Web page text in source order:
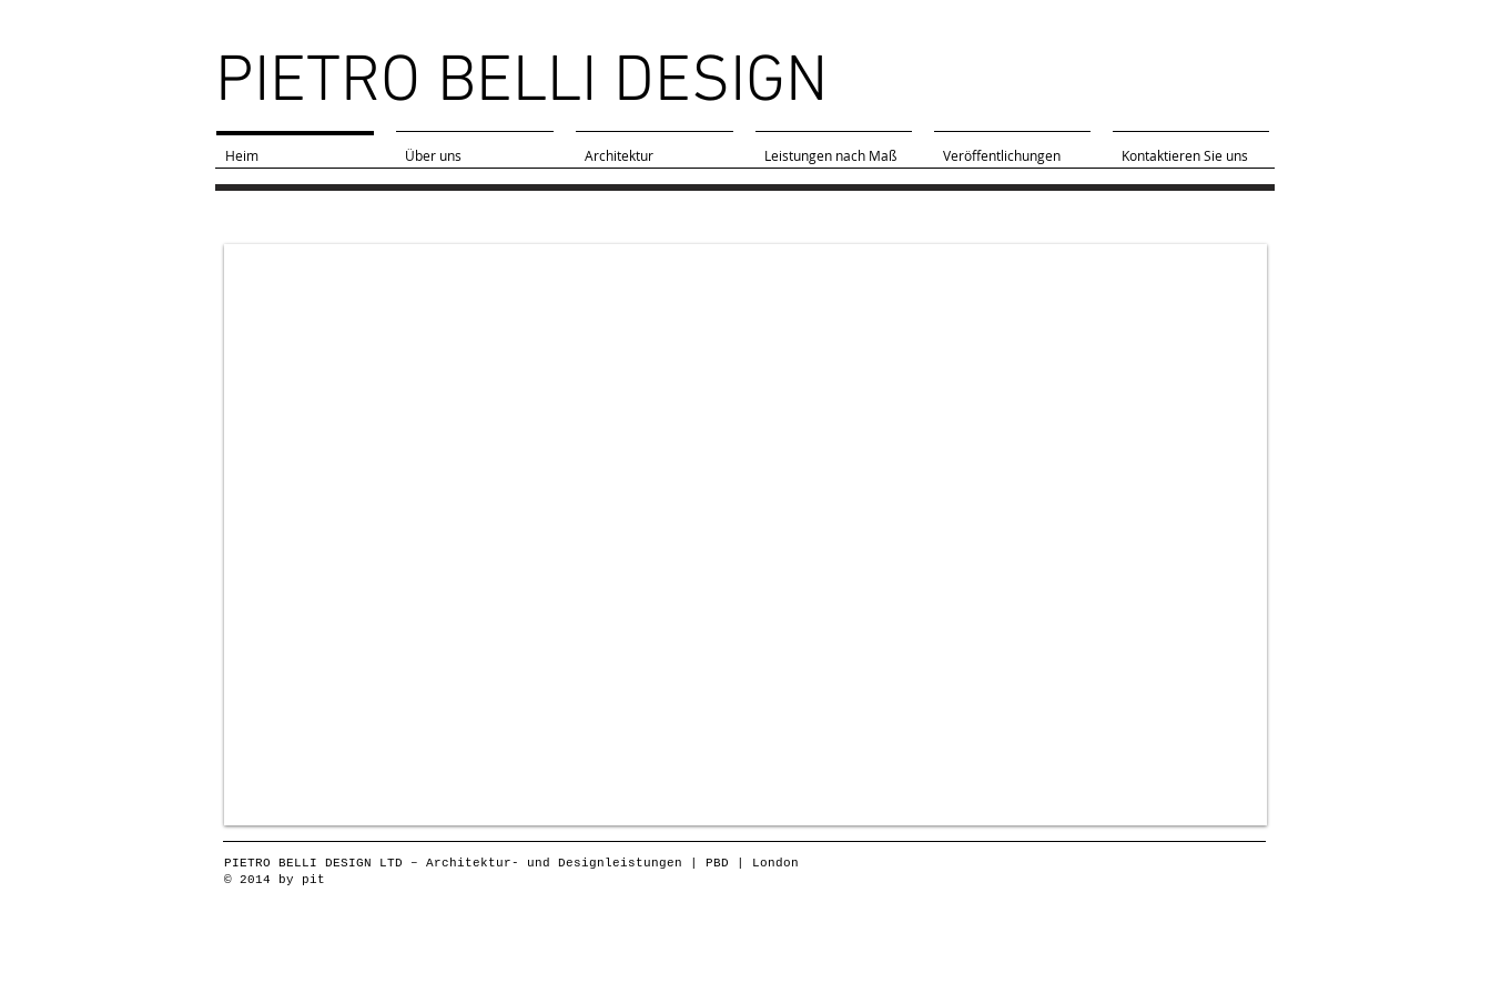
PIETRO BELLI DESIGN
Heim Über uns Architektur Leistungen nach Maß Veröffentlichungen Kontaktieren Sie uns
PIETRO BELLI DESIGN LTD – Architektur- und Designleistungen | PBD | London
© 2014 by pit